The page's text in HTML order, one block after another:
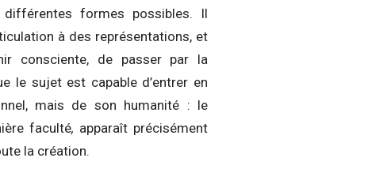
formes possibles. Il
à des représentations, et
consciente, de passer par la
le sujet est capable d’entrer en
mais de son humanité : le
faculté, apparaît précisément
la création.